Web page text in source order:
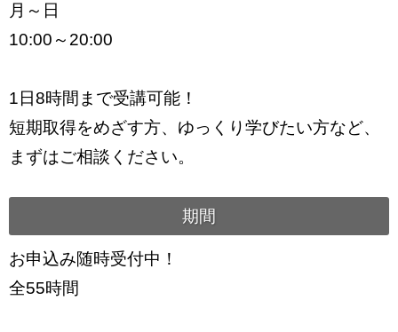
月～日
10:00～20:00
1日8時間まで受講可能！
短期取得をめざす方、ゆっくり学びたい方など、
まずはご相談ください。
期間
お申込み随時受付中！
全55時間